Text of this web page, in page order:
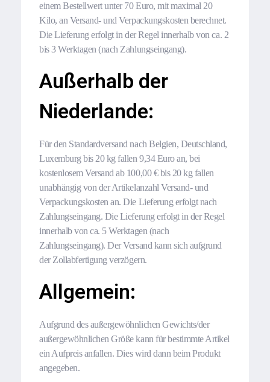
einem Bestellwert unter 70 Euro, mit maximal 20
Kilo, an Versand- und Verpackungskosten berechnet.
Die Lieferung erfolgt in der Regel innerhalb von ca. 2
bis 3 Werktagen (nach Zahlungseingang).
Außerhalb der
Niederlande:
Für den Standardversand nach Belgien, Deutschland,
Luxemburg bis 20 kg fallen 9,34 Euro an, bei
kostenlosem Versand ab 100,00 € bis 20 kg fallen
unabhängig von der Artikelanzahl Versand- und
Verpackungskosten an. Die Lieferung erfolgt nach
Zahlungseingang. Die Lieferung erfolgt in der Regel
innerhalb von ca. 5 Werktagen (nach
Zahlungseingang). Der Versand kann sich aufgrund
der Zollabfertigung verzögern.
Allgemein:
Aufgrund des außergewöhnlichen Gewichts/der
außergewöhnlichen Größe kann für bestimmte Artikel
ein Aufpreis anfallen. Dies wird dann beim Produkt
angegeben.